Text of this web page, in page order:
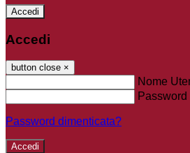
Accedi
Accedi
button close ×
Nome
Password
Password dimenticata?